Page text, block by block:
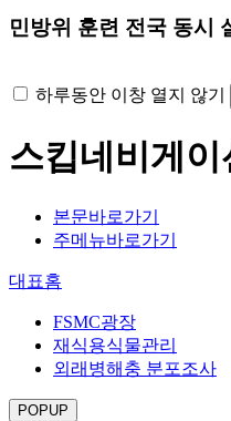
민방위 훈련 전국 동시
하루동안 이창 열지 않기
스킵네비게이
본문바로가기
주메뉴바로가기
대표홈
FSMC광장
재식용식물관리
외래병해충 분포조사
POPUP